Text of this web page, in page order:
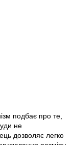
подбає про те,
не
дозволяє легко